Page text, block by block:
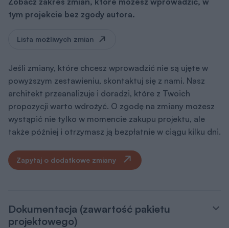
tym projekcie bez zgody autora.
Lista możliwych zmian
Jeśli zmiany, które chcesz wprowadzić nie są ujęte w
powyższym zestawieniu, skontaktuj się z nami. Nasz
architekt przeanalizuje i doradzi, które z Twoich
propozycji warto wdrożyć. O zgodę na zmiany możesz
wystąpić nie tylko w momencie zakupu projektu, ale
także później i otrzymasz ją bezpłatnie w ciągu kilku dni.
Zapytaj o dodatkowe zmiany
Dokumentacja (zawartość pakietu
projektowego)